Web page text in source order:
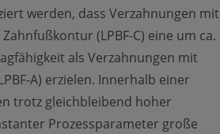
werden, dass Verzahnungen mit
(LPBF-C) eine um ca.
als Verzahnungen mit
erzielen. Innerhalb einer
trotz gleichbleibend hoher
Prozessparameter große